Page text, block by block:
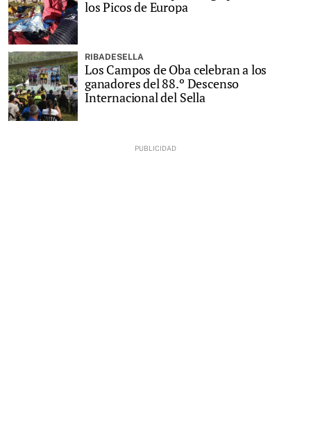
los Picos de Europa
RIBADESELLA
Los Campos de Oba celebran a los
ganadores del 88.º Descenso
Internacional del Sella